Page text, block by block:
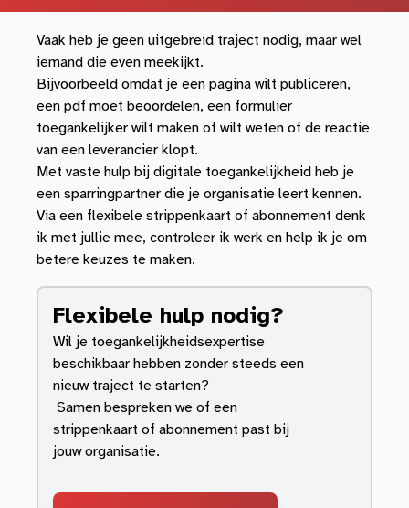
Vaak heb je geen uitgebreid traject nodig, maar wel
iemand die even meekijkt.
Bijvoorbeeld omdat je een pagina wilt publiceren,
een pdf moet beoordelen, een formulier
toegankelijker wilt maken of wilt weten of de reactie
van een leverancier klopt.
Met vaste hulp bij digitale toegankelijkheid heb je
een sparringpartner die je organisatie leert kennen.
Via een flexibele strippenkaart of abonnement denk
ik met jullie mee, controleer ik werk en help ik je om
betere keuzes te maken.
Flexibele hulp nodig?
Wil je toegankelijkheidsexpertise
beschikbaar hebben zonder steeds een
nieuw traject te starten?
Samen bespreken we of een
strippenkaart of abonnement past bij
jouw organisatie.